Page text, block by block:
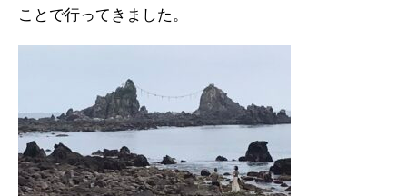
ことで行ってきました。